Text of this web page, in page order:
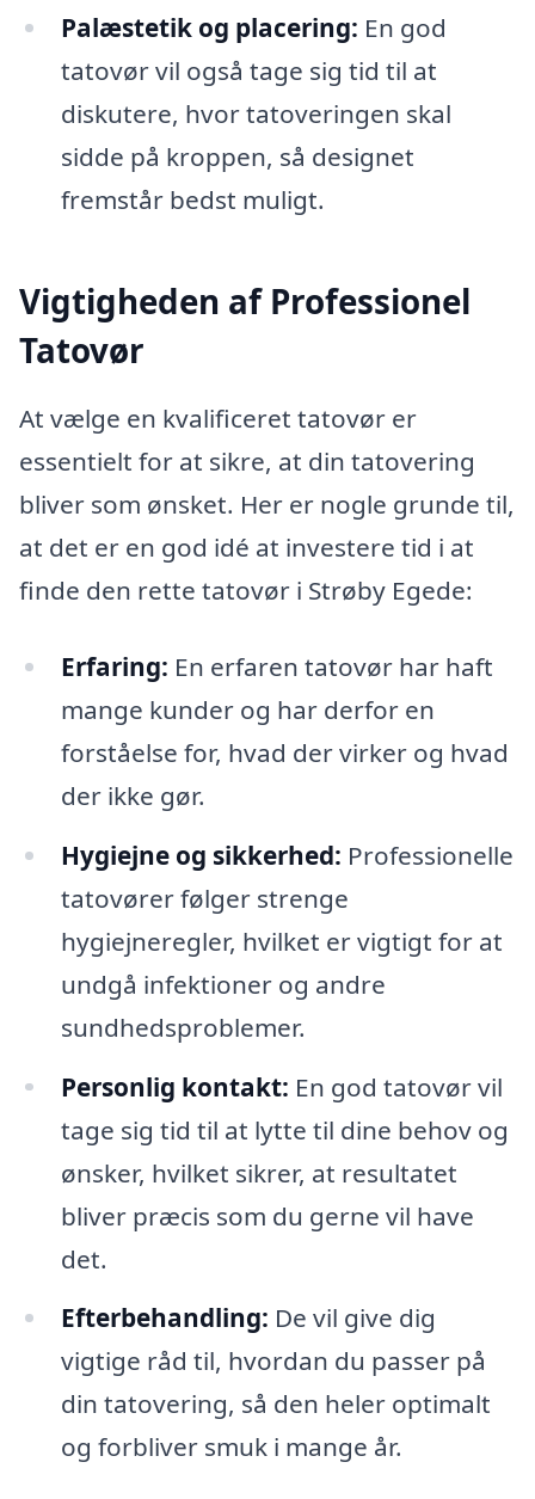
Palæstetik og placering: En god
tatovør vil også tage sig tid til at
diskutere, hvor tatoveringen skal
sidde på kroppen, så designet
fremstår bedst muligt.
Vigtigheden af Professionel
Tatovør
At vælge en kvalificeret tatovør er
essentielt for at sikre, at din tatovering
bliver som ønsket. Her er nogle grunde til,
at det er en god idé at investere tid i at
finde den rette tatovør i Strøby Egede:
Erfaring: En erfaren tatovør har haft
mange kunder og har derfor en
forståelse for, hvad der virker og hvad
der ikke gør.
Hygiejne og sikkerhed: Professionelle
tatovører følger strenge
hygiejneregler, hvilket er vigtigt for at
undgå infektioner og andre
sundhedsproblemer.
Personlig kontakt: En god tatovør vil
tage sig tid til at lytte til dine behov og
ønsker, hvilket sikrer, at resultatet
bliver præcis som du gerne vil have
det.
Efterbehandling: De vil give dig
vigtige råd til, hvordan du passer på
din tatovering, så den heler optimalt
og forbliver smuk i mange år.